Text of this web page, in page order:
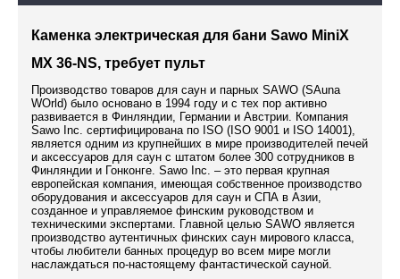
Каменка электрическая для бани Sawo MiniX
MX 36-NS, требует пульт
Производство товаров для саун и парных SAWO (SAuna
WOrld) было основано в 1994 году и с тех пор активно
развивается в Финляндии, Германии и Австрии. Компания
Sawo Inc. сертифицирована по ISO (ISO 9001 и ISO 14001),
является одним из крупнейших в мире производителей печей
и аксессуаров для саун с штатом более 300 сотрудников в
Финляндии и Гонконге. Sawo Inc. – это первая крупная
европейская компания, имеющая собственное производство
оборудования и аксессуаров для саун и СПА в Азии,
созданное и управляемое финским руководством и
техническими экспертами. Главной целью SAWO является
производство аутентичных финских саун мирового класса,
чтобы любители банных процедур во всем мире могли
наслаждаться по-настоящему фантастической сауной.